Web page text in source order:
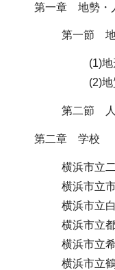
第一章 地勢・
第一節
(1)
(2)
第二節
第二章 学校
横浜市立
横浜市立
横浜市立
横浜市立
横浜市立
横浜市立